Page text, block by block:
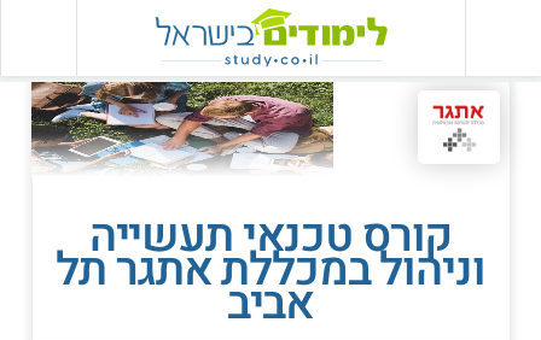
קורס טכנאי תעשייה
וניהול במכללת אתגר תל
אביב